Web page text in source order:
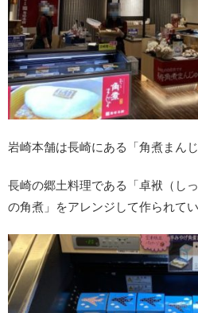
岩崎本舗は長崎にある「角煮まん
長崎の郷土料理である「卓袱（し
の角煮」をアレンジして作られてい